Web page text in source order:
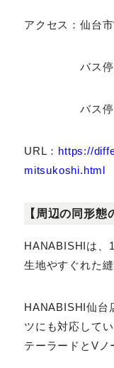
営業時間：10：
アクセス：仙台
バス停「商
バス停「定禅
https://
【周辺の同形態
HANABISHIは、
な生地やすぐれ